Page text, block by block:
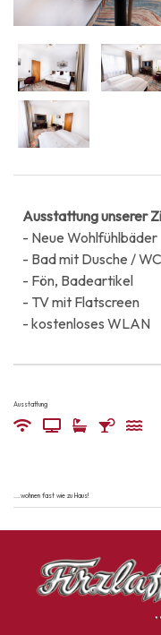
Ausstattung unserer
- Neue Wohlfühlbäder
- Bad mit Dusche /
- Fön, Badeartikel
- TV mit Flatscreen
- kostenloses WLAN
Ausstattung
....wohnen fast wie zu Haus!